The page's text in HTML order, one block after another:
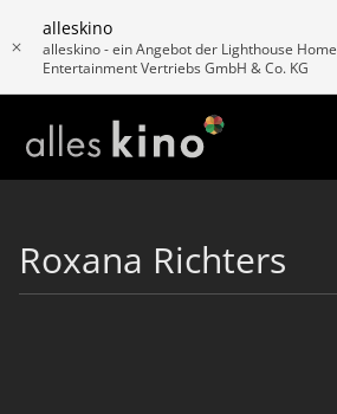
alleskino
alleskino - ein Angebot der Lighthouse Home
Entertainment Vertriebs GmbH & Co. KG
Roxana Richters